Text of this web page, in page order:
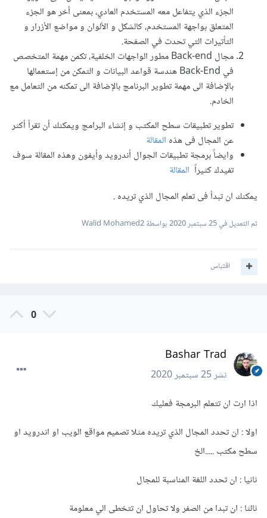
الجزء الذي يتفاعل معه المستخدم العادي، بمعنى أخر هو الجزء
المتعلق بواجهة المستخدم، كالشكل و الألوان و مواضع الأزرار و
التأتيرات التي تحدت في الصفحة.
مجال Back-end مطور الواجهات الخلفية، تكمن مهمة المتخصص
في Back-End هندسة قواعد البيانات و التمكن من إستعمالها
بالإضافة الى مهمة تطوير البرنامج بالإضافة الى تمكنه من التعامل مع
الخادم.
تطوير تطبيقات سطح المكتب و إنشاء البرامج ويمكنك أن تقرأ أكثر
عن المجال فى هذه المقالة
وايضاً برمجة تطبيقات الجوال أندرويد وأيفون وهذه المقالة سوف
تفيدك كثيراً المقالة
يمكنك ان تبدأ فى تعلم المجال الذي تريده .
تم التعديل في25 سبتمبر 2020 بواسطة Walid Mohamed2
اقتباس
0
Bashar Trad
نشر25 سبتمبر 2020
اذا ارت ان تتعلم البرمجة فعليك
اولا : ان تحدد المجال الذي تريده مثلا تصميم مواقع الويب او اندرويد او
سطح مكتب .....الخ
ثانيا : ان تحدد اللغة المناسبة للمجال
ثالثا : ان تبدا من الصفر ولا تحاول ان تتخطى الي معلومة